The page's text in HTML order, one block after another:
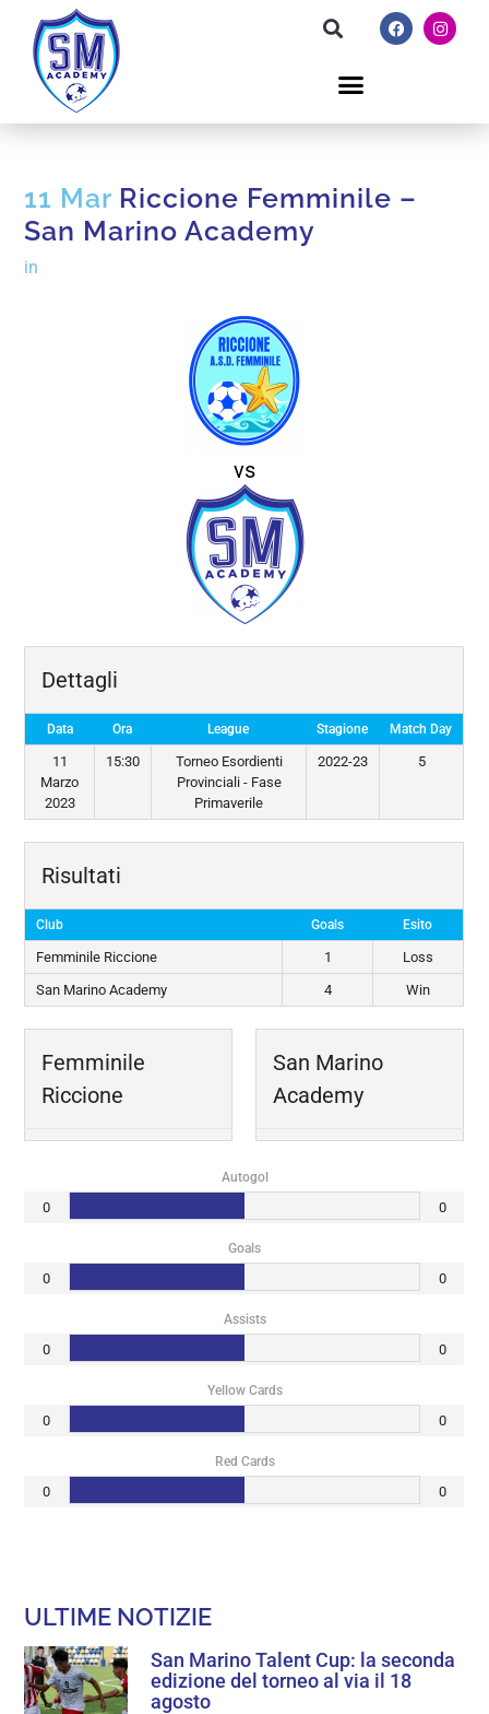
11 Mar Riccione Femminile –
San Marino Academy
in
vs
Dettagli
Data Ora League Stagione Match Day
11
Marzo
2023
15:30
Torneo Esordienti
Provinciali - Fase
Primaverile
2022-23 5
Risultati
Club Goals Esito
Femminile Riccione 1
Loss
San Marino Academy
4 Win
Femminile
Riccione
San Marino
Academy
Autogol
0 0
Goals
0 0
Assists
0 0
Yellow Cards
0 0
Red Cards
0 0
ULTIME NOTIZIE
San Marino Talent Cup: la seconda
edizione del torneo al via il 18
agosto